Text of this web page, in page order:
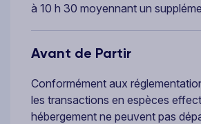
à 10 h 30 moyennant un
Avant de Partir
Conformément aux
les transactions en espèces
hébergement ne peuvent pas